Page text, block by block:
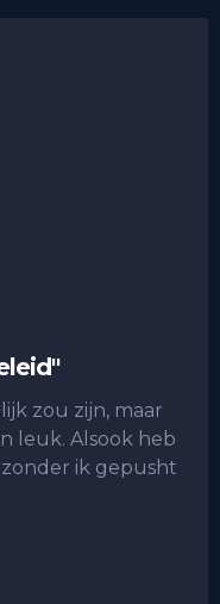
zou zijn, maar
leuk. Alsook heb
ik gepusht